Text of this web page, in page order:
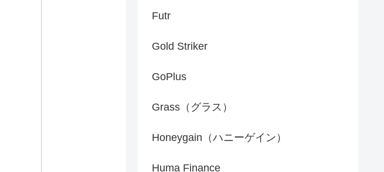
Futr
Gold Striker
GoPlus
Grass（グラス）
Honeygain（ハニーゲイン）
Huma Finance